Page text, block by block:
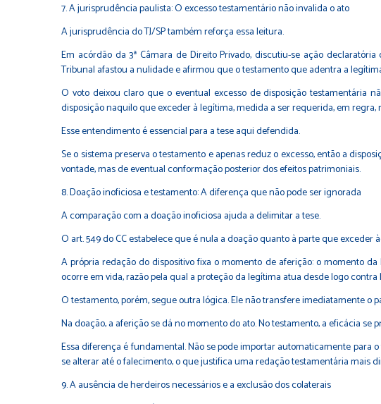
7. A jurisprudência paulista: O excesso testamentário não invalida o ato
A jurisprudência do TJ/SP também reforça essa leitura.
Em acórdão da 3ª Câmara de Direito Privado, discutiu-se ação
Tribunal afastou a nulidade e afirmou que o testamento que adentra a
O voto deixou claro que o eventual excesso de disposição testamentária
disposição naquilo que exceder à legítima, medida a ser requerida, em regra,
Esse entendimento é essencial para a tese aqui defendida.
Se o sistema preserva o testamento e apenas reduz o excesso, então a
vontade, mas de eventual conformação posterior dos efeitos patrimoniais.
8. Doação inoficiosa e testamento: A diferença que não pode ser ignorada
A comparação com a doação inoficiosa ajuda a delimitar a tese.
O art. 549 do CC estabelece que é nula a doação quanto à parte que
A própria redação do dispositivo fixa o momento de aferição: o momento
ocorre em vida, razão pela qual a proteção da legítima atua desde logo contra
O testamento, porém, segue outra lógica. Ele não transfere imediatamente
Na doação, a aferição se dá no momento do ato. No testamento, a eficácia se
Essa diferença é fundamental. Não se pode importar automaticamente
se alterar até o falecimento, o que justifica uma redação testamentária mais
9. A ausência de herdeiros necessários e a exclusão dos colaterais